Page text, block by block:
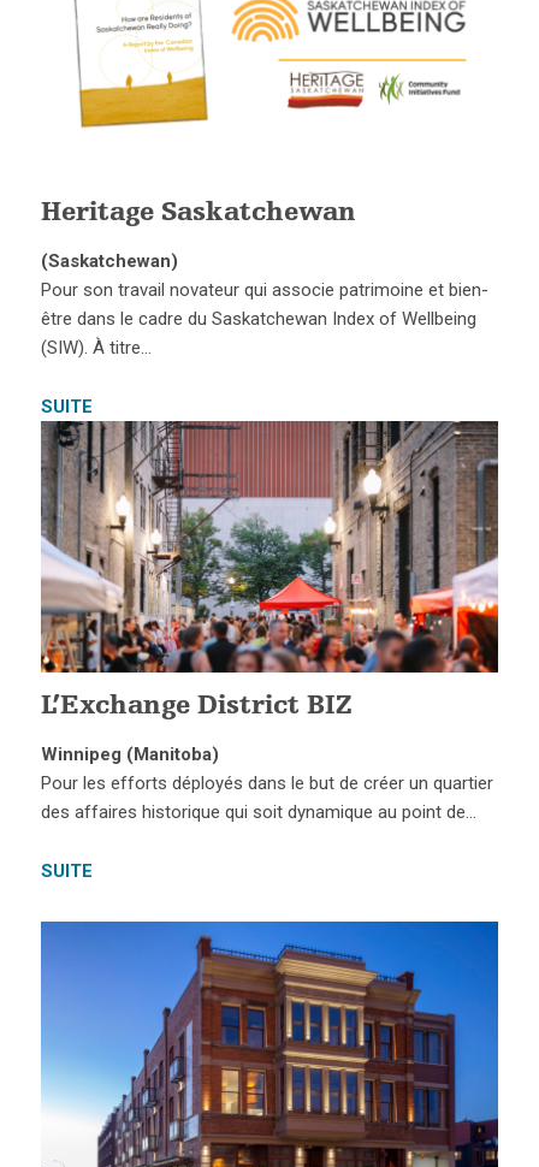
Heritage Saskatchewan
(Saskatchewan)
Pour son travail novateur qui associe patrimoine et bien-
être dans le cadre du Saskatchewan Index of Wellbeing
(SIW). À titre…
SUITE
L’Exchange District BIZ
Winnipeg (Manitoba)
Pour les efforts déployés dans le but de créer un quartier
des affaires historique qui soit dynamique au point de…
SUITE